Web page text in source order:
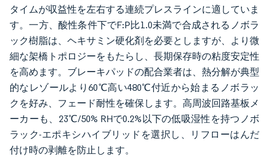
タイムが収益性を左右する連続プレスラインに適していま
す。一方、酸性条件下でF:P比1.0未満で合成されるノボラ
ック樹脂は、ヘキサミン硬化剤を必要としますが、より微
細な架橋トポロジーをもたらし、長期保存時の粘度安定性
を高めます。ブレーキパッドの配合業者は、熱分解が典型
的なレゾールより60℃高い480℃付近から始まるノボラッ
クを好み、フェード耐性を確保します。高周波回路基板メ
ーカーも、23℃/50% RHで0.2%以下の低吸湿性を持つノボ
ラック-エポキシハイブリッドを選択し、リフローはんだ
付け時の剥離を防止します。